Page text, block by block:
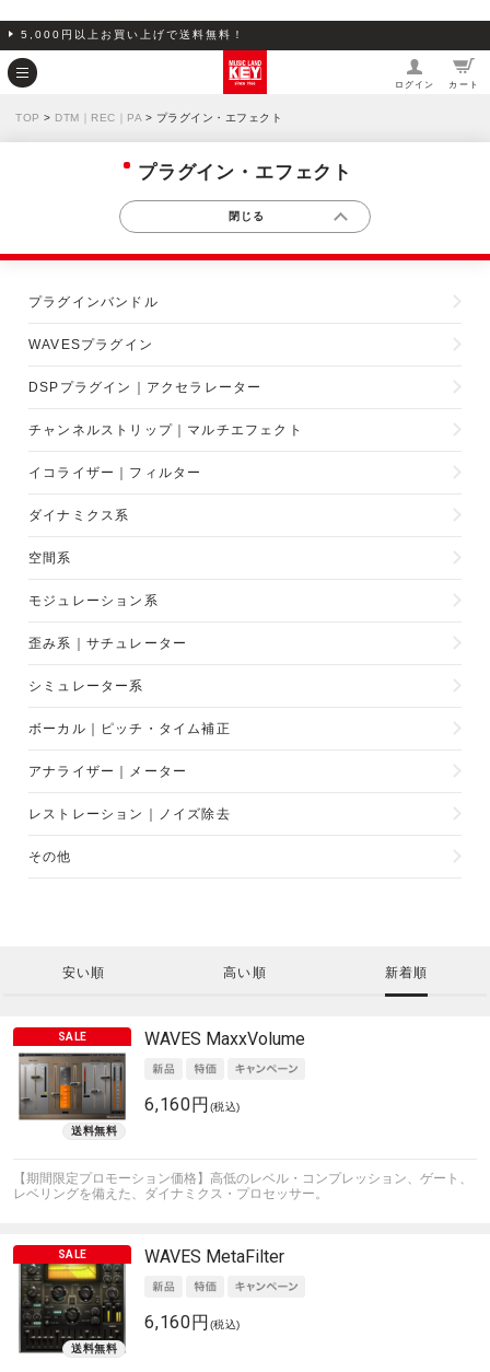
5,000円以上お買い上げで送料無料！
ログイン カート
TOP > DTM｜REC｜PA > プラグイン・エフェクト
プラグイン・エフェクト
プラグインバンドル
WAVESプラグイン
DSPプラグイン｜アクセラレーター
チャンネルストリップ｜マルチエフェクト
イコライザー｜フィルター
ダイナミクス系
空間系
モジュレーション系
歪み系｜サチュレーター
シミュレーター系
ボーカル｜ピッチ・タイム補正
アナライザー｜メーター
レストレーション｜ノイズ除去
その他
安い順 高い順 新着順
WAVES MaxxVolume
6,160円 (税込)
【期間限定プロモーション価格】高低のレベル・コンプレッション、ゲート、
レベリングを備えた、ダイナミクス・プロセッサー。
WAVES MetaFilter
6,160円 (税込)